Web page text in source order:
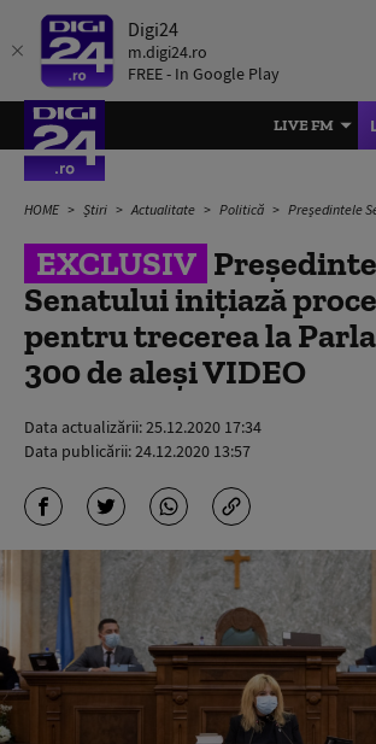
Digi24
m.digi24.ro
FREE - In Google Play
LIVE FM
HOME Știri Actualitate Politică Președintele Senatului inițiază
EXCLUSIV
Senatului inițiază
pentru trecerea la
300 de aleși VIDEO
Data actualizării:25.12.2020 17:34
Data publicării:24.12.2020 13:57